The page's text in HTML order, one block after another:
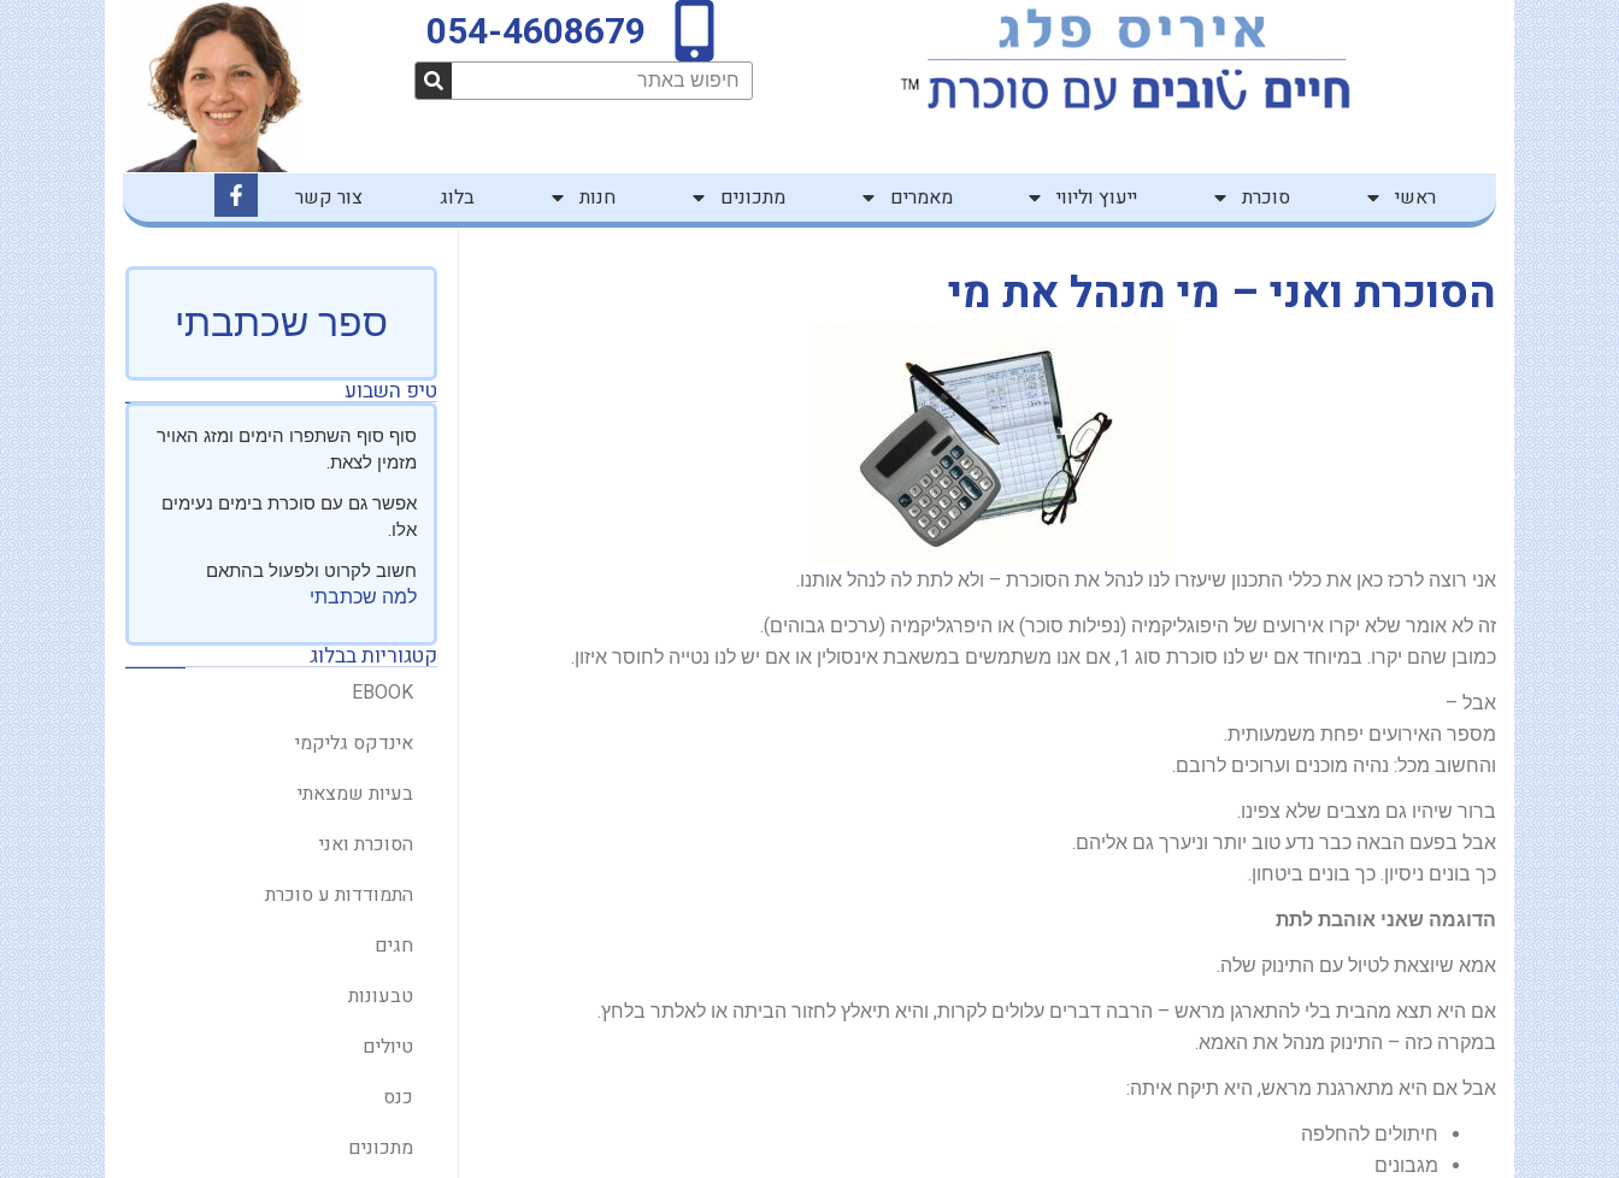
לתוכן
דילוג
לתוכן
054-4608679
חיפוש
ראשי סוכרת ייעוץ וליווי מאמרים מתכונים חנות בלוג צור קשר
c
b
o
k
f
הסוכרת ואני – מי מנהל את מי
אני רוצה לרכז כאן את כללי התכנון שיעזרו לנו לנהל את הסוכרת – ולא לתת לה לנהל אותנו.
זה לא אומר שלא יקרו אירועים של היפוגליקמיה (נפילות סוכר) או היפרגליקמיה (ערכים גבוהים).
כמובן שהם יקרו. במיוחד אם יש לנו סוכרת סוג 1, אם אנו משתמשים במשאבת אינסולין או אם יש לנו נטייה לחוסר איזון.
אבל –
מספר האירועים יפחת משמעותית.
והחשוב מכל: נהיה מוכנים וערוכים לרובם.
ברור שיהיו גם מצבים שלא צפינו.
אבל בפעם הבאה כבר נדע טוב יותר וניערך גם אליהם.
כך בונים ניסיון. כך בונים ביטחון.
הדוגמה שאני אוהבת לתת
אמא שיוצאת לטיול עם התינוק שלה.
אם היא תצא מהבית בלי להתארגן מראש – הרבה דברים עלולים לקרות, והיא תיאלץ לחזור הביתה או לאלתר בלחץ.
במקרה כזה – התינוק מנהל את האמא.
אבל אם היא מתארגנת מראש, היא תיקח איתה:
חיתולים להחלפה
מגבונים
ספר שכתבתי
טיפ השבוע
סוף סוף השתפרו הימים ומזג האויר
מזמין לצאת.
אפשר גם עם סוכרת בימים נעימים
אלו.
חשוב לקרוט ולפעול בהתאם
למה שכתבתי
קטגוריות בבלוג
EBOOK
אינדקס גליקמי
בעיות שמצאתי
הסוכרת ואני
התמודדות ע סוכרת
חגים
טבעונות
טיולים
כנס
מתכונים